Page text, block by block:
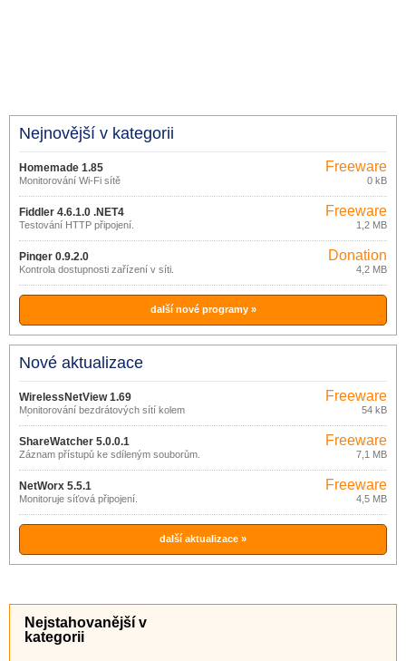
Nejnovější v kategorii
Homemade 1.85
Monitorování Wi-Fi sítě
Freeware
0 kB
Fiddler 4.6.1.0 .NET4
Testování HTTP připojení.
Freeware
1,2 MB
Pinger 0.9.2.0
Kontrola dostupnosti zařízení v síti.
Donation
ware
4,2 MB
další nové programy »
Nové aktualizace
WirelessNetView 1.69
Monitorování bezdrátových sítí kolem
vás.
Freeware
54 kB
ShareWatcher 5.0.0.1
Záznam přístupů ke sdíleným souborům.
Freeware
7,1 MB
NetWorx 5.5.1
Monitoruje síťová připojení.
Freeware
4,5 MB
další aktualizace »
Nejstahovanější v
kategorii